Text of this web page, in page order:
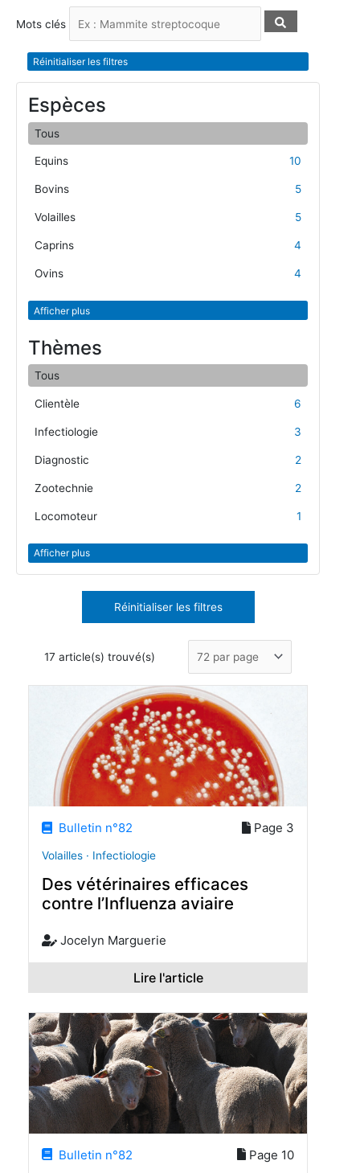
Mots clés
Réinitialiser les filtres
Espèces
Tous
Equins 10
Bovins 5
Volailles 5
Caprins 4
Ovins 4
Afficher plus
Thèmes
Tous
Clientèle 6
Infectiologie 3
Diagnostic 2
Zootechnie 2
Locomoteur 1
Afficher plus
Réinitialiser les filtres
17 article(s) trouvé(s)
Bulletin n°82 Page 3
Volailles · Infectiologie
Des vétérinaires efficaces
contre l’Influenza aviaire
Jocelyn Marguerie
Lire l'article
Bulletin n°82 Page 10